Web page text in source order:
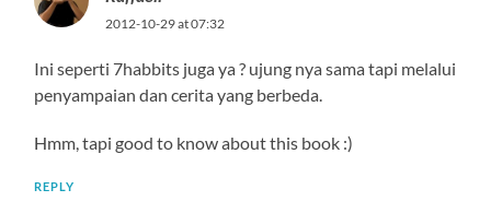
2012-10-29 at 07:32
Ini seperti 7habbits juga ya ? ujung nya sama tapi melalui
penyampaian dan cerita yang berbeda.
Hmm, tapi good to know about this book :)
REPLY